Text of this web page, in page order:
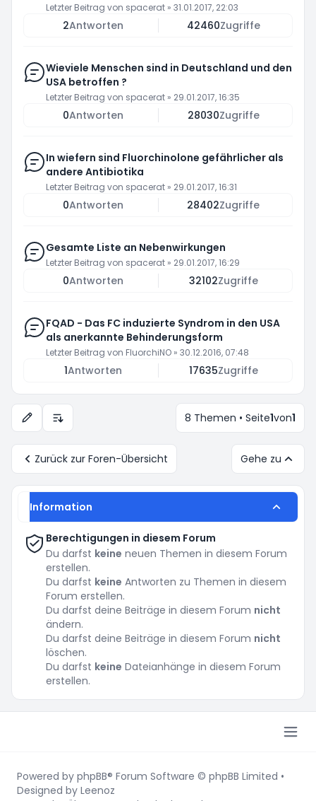
Letzter Beitrag von spacerat » 31.01.2017, 22:03
2Antworten 42460Zugriffe
Wieviele Menschen sind in Deutschland und den
USA betroffen ?
Letzter Beitrag von spacerat » 29.01.2017, 16:35
0Antworten 28030Zugriffe
In wiefern sind Fluorchinolone gefährlicher als
andere Antibiotika
Letzter Beitrag von spacerat » 29.01.2017, 16:31
0Antworten 28402Zugriffe
Gesamte Liste an Nebenwirkungen
Letzter Beitrag von spacerat » 29.01.2017, 16:29
0Antworten 32102Zugriffe
FQAD - Das FC induzierte Syndrom in den USA
als anerkannte Behinderungsform
Letzter Beitrag von FluorchiNO » 30.12.2016, 07:48
1Antworten 17635Zugriffe
Anzeige- und Sortierungs-Einstellungen
8 Themen • Seite1von1
Zurück zur Foren-Übersicht Gehe zu
Information
Berechtigungen in diesem Forum
Du darfst keine neuen Themen in diesem Forum
erstellen.
Du darfst keine Antworten zu Themen in diesem
Forum erstellen.
Du darfst deine Beiträge in diesem Forum nicht
ändern.
Du darfst deine Beiträge in diesem Forum nicht
löschen.
Du darfst keine Dateianhänge in diesem Forum
erstellen.
Powered by phpBB® Forum Software © phpBB Limited •
Designed by Leenoz